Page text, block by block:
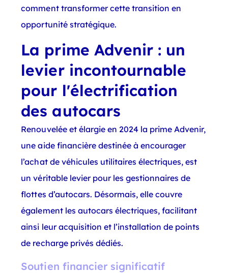
comment transformer cette transition en
opportunité stratégique.
La prime Advenir : un
levier incontournable
pour l'électrification
des autocars
Renouvelée et élargie en 2024 la prime Advenir,
une aide financière destinée à encourager
l’achat de véhicules utilitaires électriques, est
un véritable levier pour les gestionnaires de
flottes d’autocars. Désormais, elle couvre
également les autocars électriques, facilitant
ainsi leur acquisition et l’installation de points
de recharge privés dédiés.
Soutien financier significatif